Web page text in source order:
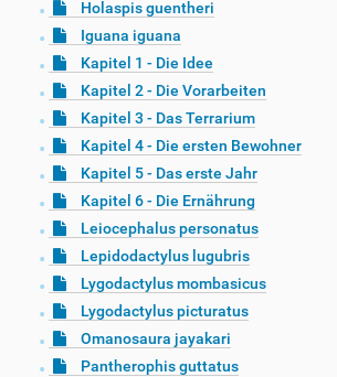
Holaspis guentheri
Iguana iguana
Kapitel 1 - Die Idee
Kapitel 2 - Die Vorarbeiten
Kapitel 3 - Das Terrarium
Kapitel 4 - Die ersten Bewohner
Kapitel 5 - Das erste Jahr
Kapitel 6 - Die Ernährung
Leiocephalus personatus
Lepidodactylus lugubris
Lygodactylus mombasicus
Lygodactylus picturatus
Omanosaura jayakari
Pantherophis guttatus